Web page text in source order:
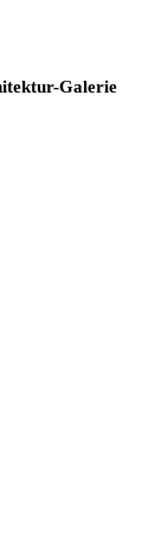
Galerie